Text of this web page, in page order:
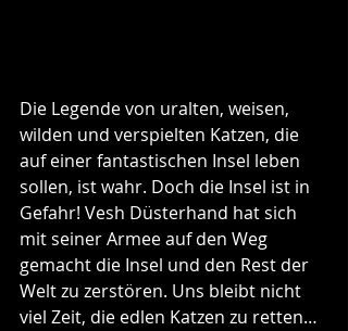
Die Legende von uralten, weisen,
wilden und verspielten Katzen, die
auf einer fantastischen Insel leben
sollen, ist wahr. Doch die Insel ist in
Gefahr! Vesh Düsterhand hat sich
mit seiner Armee auf den Weg
gemacht die Insel und den Rest der
Welt zu zerstören. Uns bleibt nicht
viel Zeit, die edlen Katzen zu retten…